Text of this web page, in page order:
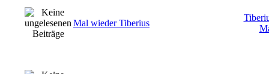
Mal wieder Tiberius